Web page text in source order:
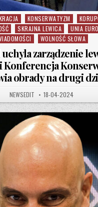
KONSERWATYZM
SKRAJNA LEWICA
UNIA
WOLNOŚĆ SŁOWA
zarządzenie
Konferencja
obrady na drugi
AUTHOR:
NEWSEDIT PUBLISHED DATE:
18-04-2024